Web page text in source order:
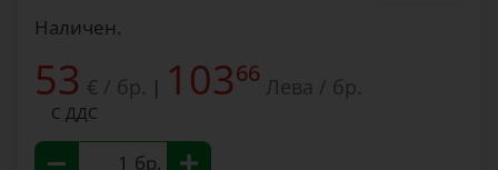
Наличен.
53 € / бр. | 10366 Лева / бр.
С ДДС
бр.